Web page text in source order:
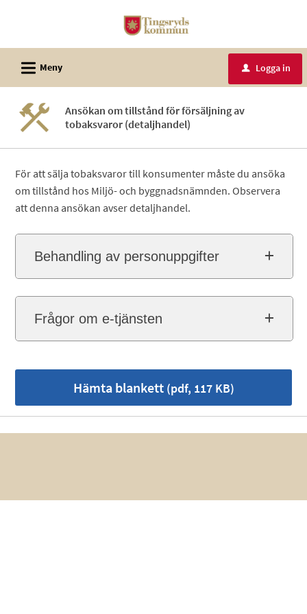
e-
tjänster
-
Tingsryds
kommun
L Meny u Logga in
Ansökan om tillstånd för försäljning av
tobaksvaror (detaljhandel)
För att sälja tobaksvaror till konsumenter måste du ansöka
om tillstånd hos Miljö- och byggnadsnämnden. Observera
att denna ansökan avser detaljhandel.
Behandling av personuppgifter
Frågor om e-tjänsten
Hämta blankett(pdf, 117 KB)